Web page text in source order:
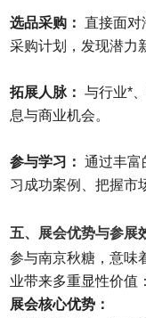
选品采购： 直接面对
采购计划，发现潜力
拓展人脉： 与行业*
息与商业机会。
参与学习： 通过丰富
习成功案例、把握市
五、展会优势与参展
参与南京秋糖，意味
业带来多重显性价值：
展会核心优势：